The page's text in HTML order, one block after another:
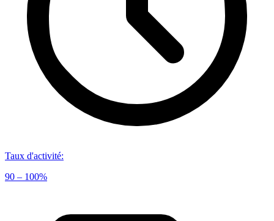
Taux d'activité:
90 – 100%